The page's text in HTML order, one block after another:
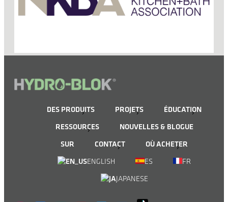
DES PRODUITS PROJETS
ÉDUCATION
RESSOURCES
NOUVELLES & BLOGUE
SUR
CONTACT
OÙ ACHETER
ENGLISH
ES
FR
JAPANESE